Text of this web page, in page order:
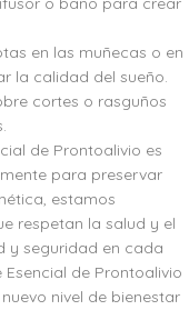
en las muñecas o en
la calidad del sueño.
cortes o rasguños
de Prontoalivio es
para preservar
estamos
respetan la salud y el
y seguridad en cada
de Prontoalivio
nivel de bienestar